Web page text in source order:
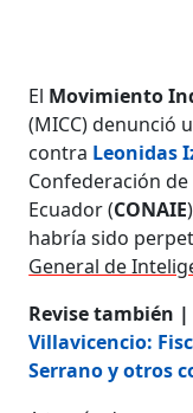
El Movimiento
(MICC) denunció
contra Leonidas
Confederación
Ecuador (CONAIE
habría sido
General de
Revise también |
Villavicencio:
Serrano y otros